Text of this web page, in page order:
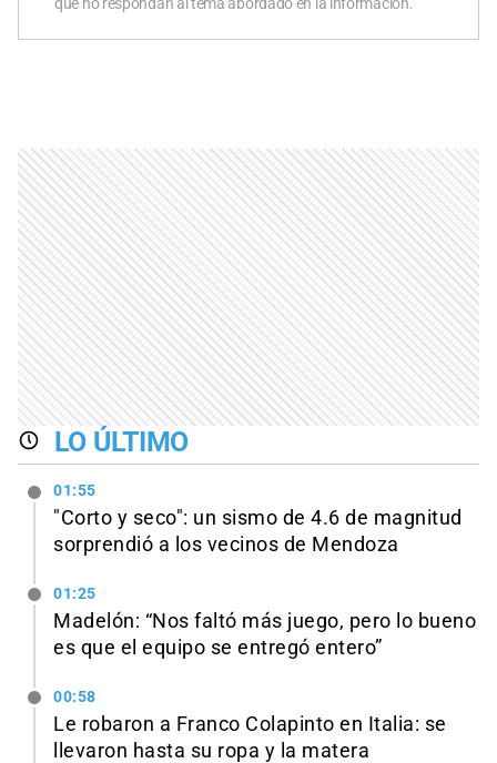
LO ÚLTIMO
01:55
"Corto y seco": un sismo de 4.6 de magnitud
sorprendió a los vecinos de Mendoza
01:25
Madelón: “Nos faltó más juego, pero lo bueno
es que el equipo se entregó entero”
00:58
Le robaron a Franco Colapinto en Italia: se
llevaron hasta su ropa y la matera